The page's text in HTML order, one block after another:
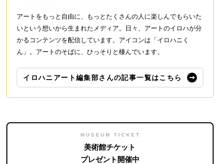
アートをもっと自由に、もっとたくさんの人に楽しんでもらいた
いという想いから生まれたメディア。日々、アートのイロハが分
かるコンテンツを配信しています。アイコンは「イロハニく
ん」。アートのそばに、ひっそりと棲んでいます。
イロハニアート編集部さんの記事一覧はこちら
MUSEUM TICKET
美術館チケット
プレゼント開催中